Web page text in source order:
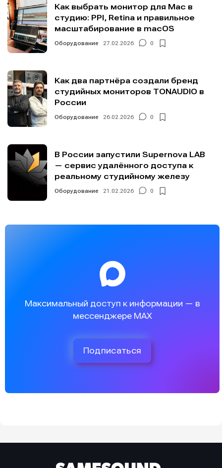
Как выбрать монитор для Mac в
студию: PPI, Retina и правильное
масштабирование в macOS
Оборудование 27.02.2026 0
Как два партнёра создали бренд
студийных мониторов TONAUDIO в
России
Оборудование 26.02.2026 0
В России запустили Supernova LAB
— сервис удалённого доступа к
реальному студийному железу
Оборудование 21.02.2026 0
Максимальный доступ к информации — в
мессенджере MAX
Подписаться